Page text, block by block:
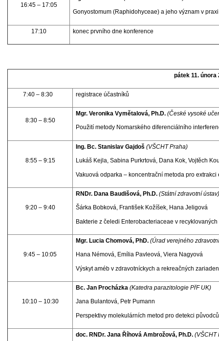
16:45 – 17:05
Gonyostomum (Raphidohyceae) a jeho význam v praxi
17:10 konec prvního dne konference
pátek 11. února
7:40 – 8:30 registrace účastníků
8:30 – 8:50
Mgr. Veronika Vymětalová, Ph.D. (České vysoké
Použití metody Nomarského diferenciálního
8:55 – 9:15
Ing. Bc. Stanislav Gajdoš (VŠCHT Praha)
Lukáš Kejla, Sabina Purkrtová, Dana Kok, Vojtěch
Vakuová odparka – koncentrační metoda pro
9:20 – 9:40
RNDr. Dana Baudišová, Ph.D. (Státní zdravotní ústav)
Šárka Bobková, František Kožíšek, Hana Jeligová
Bakterie z čeledi Enterobacteriaceae v recyklovaných
9:45 – 10:05
Mgr. Lucia Chomová, PhD. (Úrad verejného
Hana Némová, Emília Pavleová, Viera Nagyová
Výskyt améb v zdravotníckych a rekreačných
10:10 – 10:30
Bc. Jan Procházka (Katedra parazitologie PřF UK)
Jana Bulantová, Petr Pumann
Perspektivy molekulárních metod pro detekci
doc. RNDr. Jana Říhová Ambrožová, Ph.D. (VŠCHT